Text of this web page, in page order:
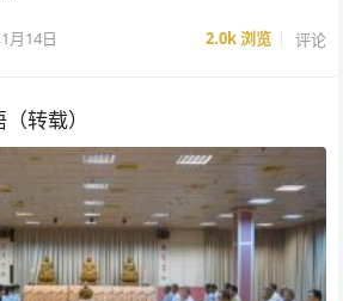
月14日 2.0k浏览 评论
转载）